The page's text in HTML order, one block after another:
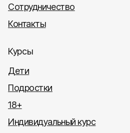
Сотрудничество
Контакты
Курсы
Дети
Подростки
18+
Индивидуальный курс